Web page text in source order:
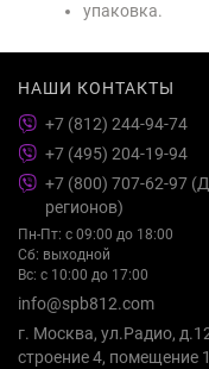
упаковка.
НАШИ КОНТАКТЫ
+7 (812) 244-94-74
+7 (495) 204-19-94
+7 (800) 707-62-97
регионов)
Пн-Пт: с 09:00 до 18:00
Сб: выходной
Вс: с 10:00 до 17:00
info@spb812.com
г. Москва, ул.Радио,
строение 4, помещение 1